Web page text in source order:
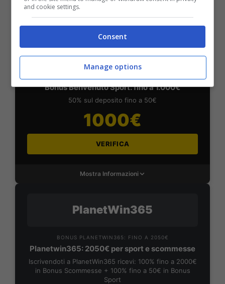
Mostra Informazioni
SNAI
Bonus Benvenuto Sport: fino a 1.000€
50% sul deposito fino a 50€
1000€
VERIFICA
Mostra Informazioni
PlanetWin365
BONUS PLANETWIN365: FINO A 2050€
Planetwin365: 2050€ per sport e scommesse
Iscrivendoti a PlanetWin365 ricevi: 100% fino a 2000€
in Bonus Scommesse + 100% fino a 50€ in Bonus
Sport
and cookie settings.
Consent
Manage options